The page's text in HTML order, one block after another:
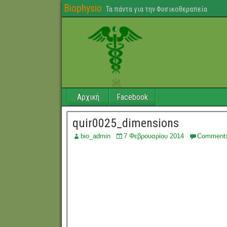
Biophysio Τα πάντα για την Φυσικοθεραπεία
Αρχική Facebook
quir0025_dimensions
bio_admin 7 Φεβρουαρίου 2014